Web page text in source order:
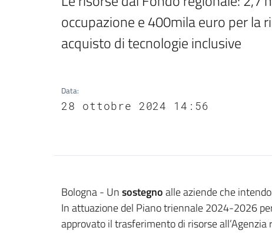
occupazione e 400mila euro per la
acquisto di tecnologie inclusive
Data:
28 ottobre 2024 14:56
Contenuto
Bologna - Unsostegnoalle aziende che
In attuazione del Piano triennale 2024-2026
approvato il trasferimento di risorse